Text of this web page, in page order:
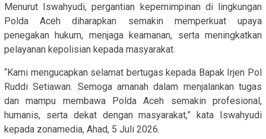
Menurut Iswahyudi, pergantian kepemimpinan di lingkungan
Polda Aceh diharapkan semakin memperkuat upaya
penegakan hukum, menjaga keamanan, serta meningkatkan
pelayanan kepolisian kepada masyarakat.
“Kami mengucapkan selamat bertugas kepada Bapak Irjen Pol
Ruddi Setiawan. Semoga amanah dalam menjalankan tugas
dan mampu membawa Polda Aceh semakin profesional,
humanis, serta dekat dengan masyarakat,” kata Iswahyudi
kepada zonamedia, Ahad, 5 Juli 2026.